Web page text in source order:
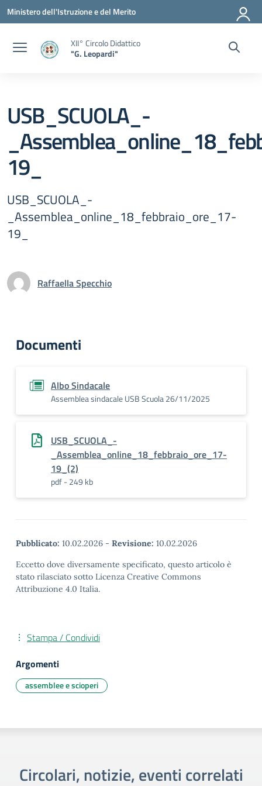
Vai ai contenuti
Vai al menu di navigazione
Vai al footer
Ministero dell'Istruzione e del Merito
XII° Circolo Didattico
"G. Leopardi"
USB_SCUOLA_-
19_
USB_SCUOLA_-
_Assemblea_online_18_febbraio_ore_17-
19_
Raffaella Specchio
Documenti
Albo Sindacale
Assemblea sindacale USB Scuola 26/11/2025
USB_SCUOLA_-
_Assemblea_online_18_febbraio_ore_17-
19_(2)
pdf - 249 kb
Pubblicato: 10.02.2026 - Revisione: 10.02.2026
Eccetto dove diversamente specificato, questo articolo è
stato rilasciato sotto Licenza Creative Commons
Attribuzione 4.0 Italia.
Stampa / Condividi
Argomenti
assemblee e scioperi
Circolari, notizie, eventi correlati